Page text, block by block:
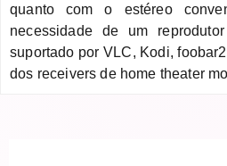
quanto com o estéreo
necessidade de um
suportado por VLC, Kodi,
dos receivers de home theater